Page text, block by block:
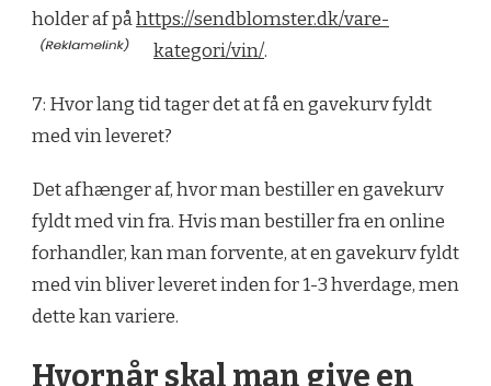
holder af påhttps://sendblomster.dk/vare-
kategori/vin/.
7: Hvor lang tid tager det at få en gavekurv fyldt
med vin leveret?
Det afhænger af, hvor man bestiller en gavekurv
fyldt med vin fra. Hvis man bestiller fra en online
forhandler, kan man forvente, at en gavekurv fyldt
med vin bliver leveret inden for 1-3 hverdage, men
dette kan variere.
Hvornår skal man give en